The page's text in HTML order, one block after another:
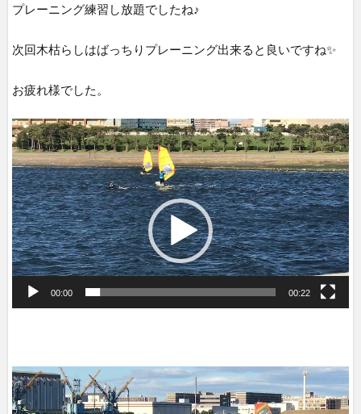
プレーニング練習し放題でしたね♪
次回木枯らしはばっちりプレーニング出来ると良いですね✨
お疲れ様でした。
動
画
プ
レ
ー
ヤ
ー
00:00 00:22
動
画